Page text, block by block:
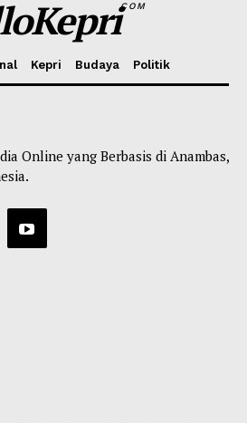
COM
Kepri Budaya Politik
Online yang Berbasis di Anambas,